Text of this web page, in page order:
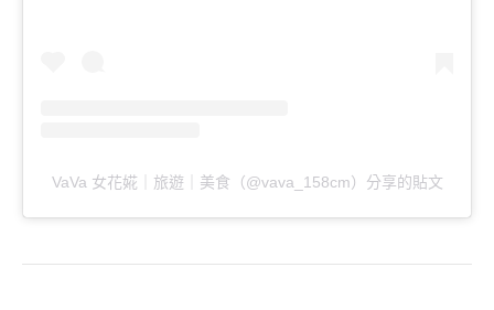
VaVa 女花婲｜旅遊｜美食（@vava_158cm）分享的貼文